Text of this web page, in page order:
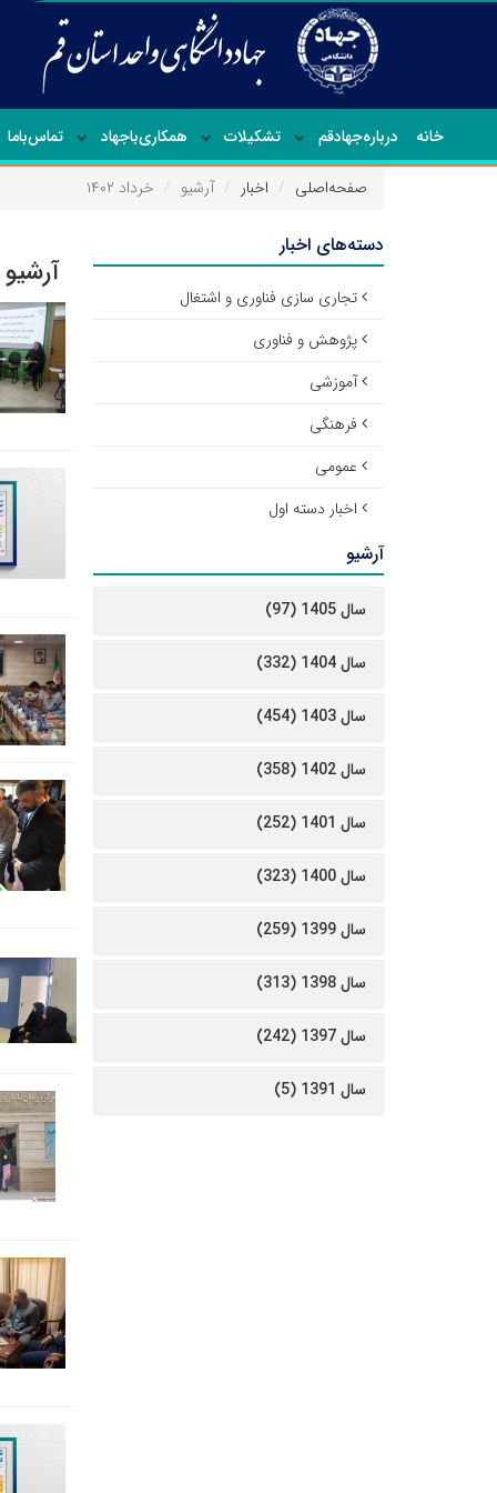
خانه درباره‌جهاد‌قم تشکیلات همکاری‌باجهاد تماس‌با‌ما
صفحه‌اصلی اخبار آرشیو خرداد ۱۴۰۲
آرشیو
دسته‌های اخبار
تجاری سازی فناوری و اشتغال
پژوهش و فناوری
آموزشی
فرهنگی
عمومی
اخبار دسته اول
آرشیو
سال 1405 (97)
سال 1404 (332)
سال 1403 (454)
سال 1402 (358)
سال 1401 (252)
سال 1400 (323)
سال 1399 (259)
سال 1398 (313)
سال 1397 (242)
سال 1391 (5)